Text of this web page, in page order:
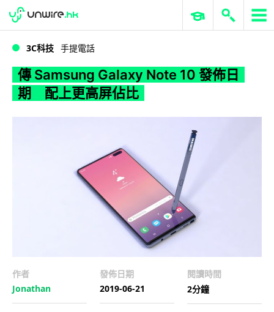
WWDC 2026 ERP 與商業 AI
3C科技 手提電話
傳 Samsung Galaxy Note 10 發佈日
期 配上更高屏佔比
作者
Jonathan
發佈日期
2019-06-21
閱讀時間
2分鐘